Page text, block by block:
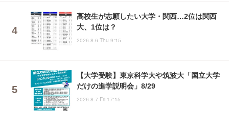
高校生が志願したい大学・関西…2位は関西
大、1位は？
2026.8.6 Thu 9:15
【大学受験】東京科学大や筑波大「国立大学
だけの進学説明会」8/29
2026.8.7 Fri 17:15